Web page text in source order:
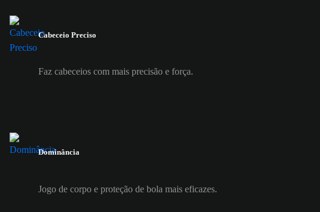
Cabeceio Preciso
Faz cabeceios com mais precisão e força.
Dominância
Jogo de corpo e proteção de bola mais eficazes.